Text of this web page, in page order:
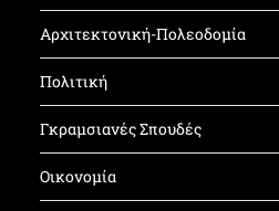
Αρχιτεκτονική-Πολεοδομία
Πολιτική
Γκραμσιανές Σπουδές
Οικονομία